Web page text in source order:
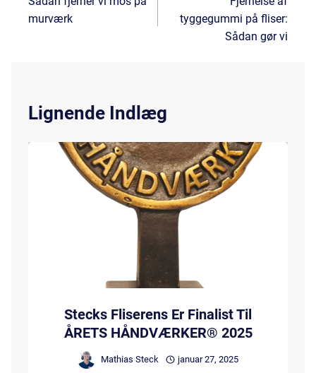
murværk
tyggegummi på fliser:
Sådan gør vi
Lignende Indlæg
Stecks Fliserens Er Finalist Til
ÅRETS HÅNDVÆRKER® 2025
Mathias Steck januar 27, 2025